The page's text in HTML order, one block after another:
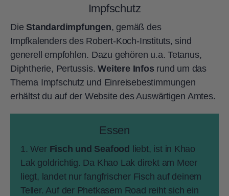
Impfschutz
Die Standardimpfungen, gemäß des
Impfkalenders des Robert-Koch-Instituts, sind
generell empfohlen. Dazu gehören u.a. Tetanus,
Diphtherie, Pertussis.Weitere Infos rund um das
Thema Impfschutz und Einreisebestimmungen
erhältst du auf der Website des Auswärtigen Amtes.
Essen
1. Wer Fisch und Seafood
liebt, ist in Khao
Lak goldrichtig. Da Khao Lak direkt am Meer
liegt, landet nur fangfrischer Fisch auf deinem
Teller. Auf der Phetkasem Road reiht sich ein